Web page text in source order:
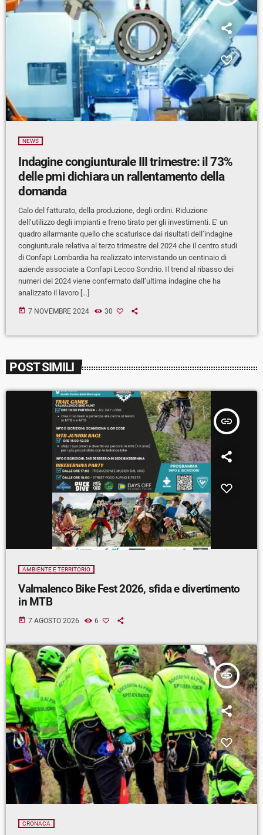
NEWS
Indagine congiunturale III trimestre: il 73%
delle pmi dichiara un rallentamento della
domanda
Calo del fatturato, della produzione, degli ordini. Riduzione
dell’utilizzo degli impianti e freno tirato per gli investimenti. E’ un
quadro allarmante quello che scaturisce dai risultati dell’indagine
congiunturale relativa al terzo trimestre del 2024 che il centro studi
di Confapi Lombardia ha realizzato intervistando un centinaio di
aziende associate a Confapi Lecco Sondrio. Il trend al ribasso dei
numeri del 2024 viene confermato dall’ultima indagine che ha
analizzato il lavoro […]
today 7 NOVEMBRE 2024 30
POST SIMILI
insert_link
AMBIENTE E TERRITORIO
Valmalenco Bike Fest 2026, sfida e divertimento
in MTB
today 7 AGOSTO 2026 6
insert_link
CRONACA